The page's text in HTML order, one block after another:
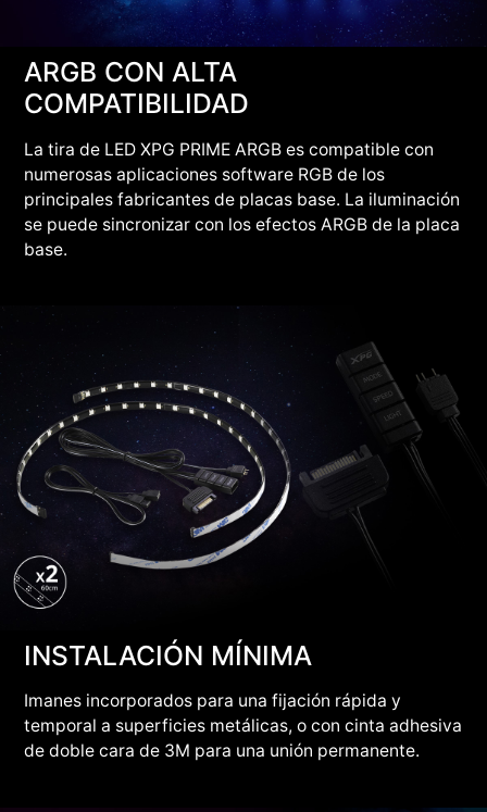
ARGB CON ALTA
COMPATIBILIDAD
La tira de LED XPG PRIME ARGB es compatible con
numerosas aplicaciones software RGB de los
principales fabricantes de placas base. La iluminación
se puede sincronizar con los efectos ARGB de la placa
base.
INSTALACIÓN MÍNIMA
Imanes incorporados para una fijación rápida y
temporal a superficies metálicas, o con cinta adhesiva
de doble cara de 3M para una unión permanente.